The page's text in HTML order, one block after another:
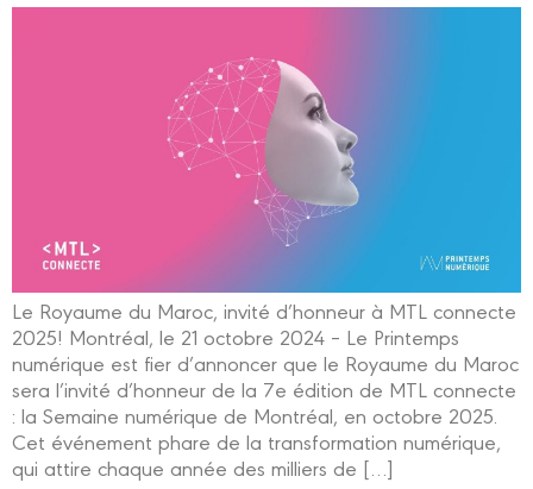
Le Royaume du Maroc, invité d’honneur à MTL connecte
2025! Montréal, le 21 octobre 2024 – Le Printemps
numérique est fier d’annoncer que le Royaume du Maroc
sera l’invité d’honneur de la 7e édition de MTL connecte
: la Semaine numérique de Montréal, en octobre 2025.
Cet événement phare de la transformation numérique,
qui attire chaque année des milliers de […]